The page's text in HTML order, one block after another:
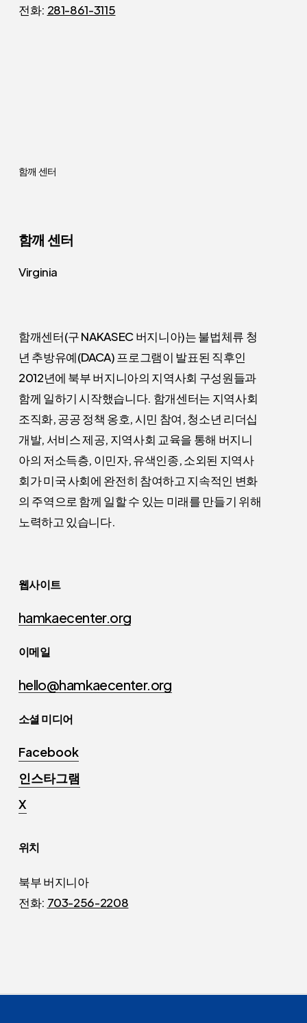
전화: 281-861-3115
함깨 센터
함깨 센터
Virginia
함깨센터(구 NAKASEC 버지니아)는 불법체류 청
년 추방유예(DACA) 프로그램이 발표된 직후인
2012년에 북부 버지니아의 지역사회 구성원들과
함께 일하기 시작했습니다. 함개센터는 지역사회
조직화, 공공 정책 옹호, 시민 참여, 청소년 리더십
개발, 서비스 제공, 지역사회 교육을 통해 버지니
아의 저소득층, 이민자, 유색인종, 소외된 지역사
회가 미국 사회에 완전히 참여하고 지속적인 변화
의 주역으로 함께 일할 수 있는 미래를 만들기 위해
노력하고 있습니다.
웹사이트
hamkaecenter.org
이메일
hello@hamkaecenter.org
소셜 미디어
Facebook
인스타그램
X
위치
북부 버지니아
전화: 703-256-2208